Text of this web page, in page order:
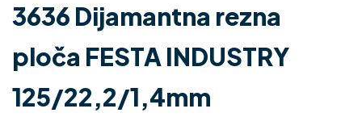
3636 Dijamantna rezna
ploča FESTA INDUSTRY
125/22,2/1,4mm